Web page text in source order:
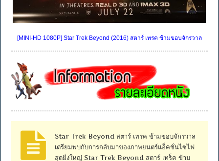
[MINI-HD 1080P] Star Trek Beyond (2016) สตาร์ เทรค ข้ามขอบจักรวาล
Star Trek Beyond สตาร์ เทรค ข้ามขอบจักรวาล
เตรียมพบกับการกลับมาของภาพยนตร์แอ็คชั่นไซไฟ
สุดยิ่งใหญ่ Star Trek Beyond สตาร์ เทร็ค ข้าม